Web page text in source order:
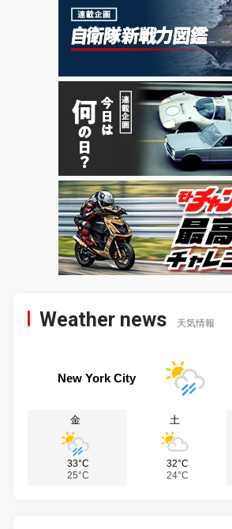
Weather news 天気情報
New York City
金
33°C
25°C
土
32°C
24°C